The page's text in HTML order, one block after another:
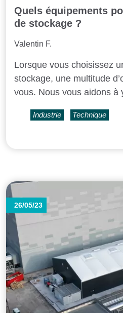
Quels équipements
de stockage ?
Valentin F.
Lorsque vous choisissez
stockage, une multitude
vous. Nous vous aidons à
Industrie Technique
26/05/23